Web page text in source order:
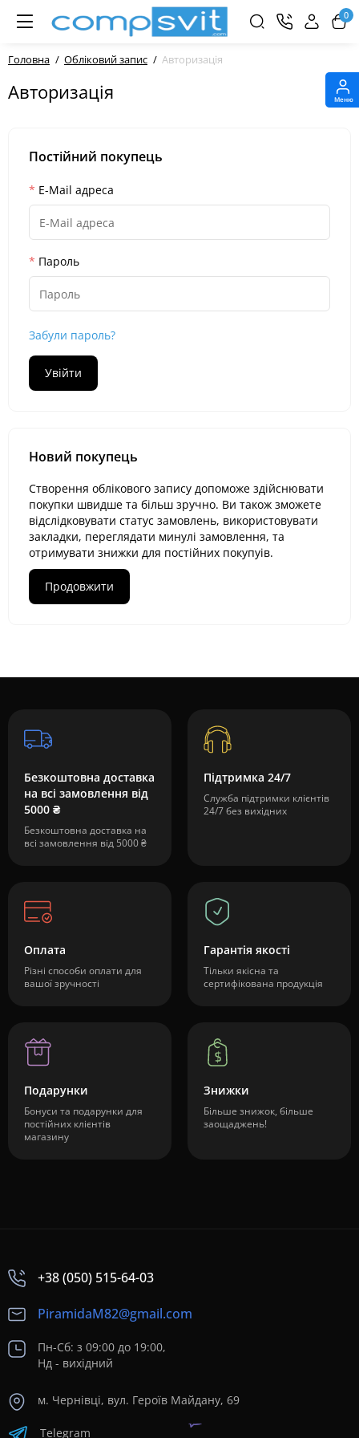
Меню
0
Головна Обліковий запис Авторизація
Авторизація
Постійний покупець
E-Mail адреса
Пароль
Забули пароль?
Новий покупець
Створення облікового запису допоможе здійснювати
покупки швидше та більш зручно. Ви також зможете
відслідковувати статус замовлень, використовувати
закладки, переглядати минулі замовлення, та
отримувати знижки для постійних покупуів.
Продовжити
Безкоштовна доставка
на всі замовлення від
5000 ₴
Безкоштовна доставка на
всі замовлення від 5000 ₴
Підтримка 24/7
Служба підтримки клієнтів
24/7 без вихідних
Оплата
Різні способи оплати для
вашої зручності
Гарантія якості
Тільки якісна та
сертифікована продукція
Подарунки
Бонуси та подарунки для
постійних клієнтів
магазину
Знижки
Більше знижок, більше
заощаджень!
+38 (050) 515-64-03
PiramidaM82@gmail.com
Пн-Сб: з 09:00 до 19:00,
Нд - вихідний
м. Чернівці, вул. Героїв Майдану, 69
Telegram